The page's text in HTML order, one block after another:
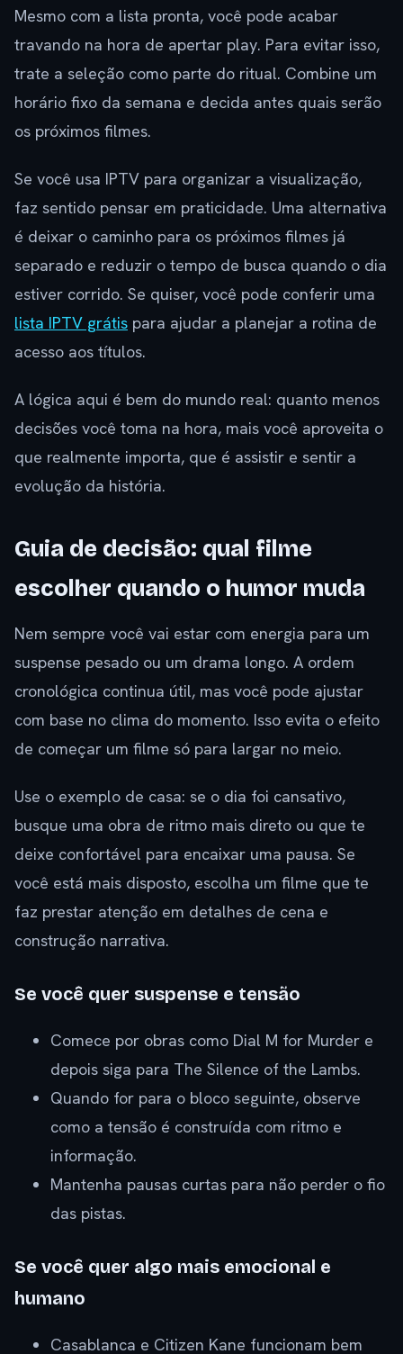
Mesmo com a lista pronta, você pode acabar
travando na hora de apertar play. Para evitar isso,
trate a seleção como parte do ritual. Combine um
horário fixo da semana e decida antes quais serão
os próximos filmes.
Se você usa IPTV para organizar a visualização,
faz sentido pensar em praticidade. Uma alternativa
é deixar o caminho para os próximos filmes já
separado e reduzir o tempo de busca quando o dia
estiver corrido. Se quiser, você pode conferir uma
lista IPTV grátis para ajudar a planejar a rotina de
acesso aos títulos.
A lógica aqui é bem do mundo real: quanto menos
decisões você toma na hora, mais você aproveita o
que realmente importa, que é assistir e sentir a
evolução da história.
Guia de decisão: qual filme
escolher quando o humor muda
Nem sempre você vai estar com energia para um
suspense pesado ou um drama longo. A ordem
cronológica continua útil, mas você pode ajustar
com base no clima do momento. Isso evita o efeito
de começar um filme só para largar no meio.
Use o exemplo de casa: se o dia foi cansativo,
busque uma obra de ritmo mais direto ou que te
deixe confortável para encaixar uma pausa. Se
você está mais disposto, escolha um filme que te
faz prestar atenção em detalhes de cena e
construção narrativa.
Se você quer suspense e tensão
Comece por obras como Dial M for Murder e
depois siga para The Silence of the Lambs.
Quando for para o bloco seguinte, observe
como a tensão é construída com ritmo e
informação.
Mantenha pausas curtas para não perder o fio
das pistas.
Se você quer algo mais emocional e
humano
Casablanca e Citizen Kane funcionam bem